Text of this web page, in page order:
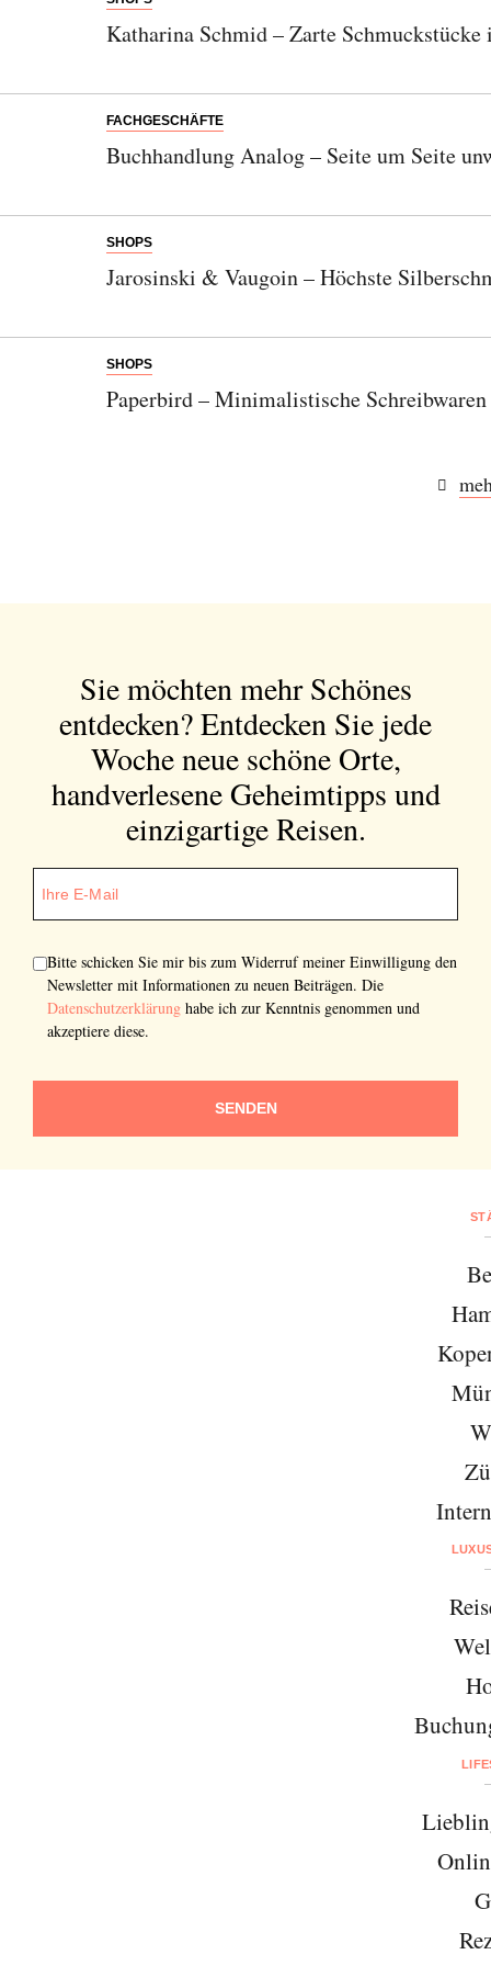
Katharina Schmid – Zarte
FACHGESCHÄFTE
Buchhandlung Analog – Seite um Seite
SHOPS
Jarosinski & Vaugoin – Höchste
SHOPS
Paperbird – Minimalistische
Sie möchten mehr Schönes
entdecken?Entdecken Sie jede
Woche neue schöne Orte,
handverlesene Geheimtipps und
einzigartige Reisen.
Bitte schicken Sie mir bis zum Widerruf meiner Einwilligung den
Newsletter mit Informationen zu neuen Beiträgen. Die
Datenschutzerklärung habe ich zur Kenntnis genommen und
akzeptiere diese.
SENDEN